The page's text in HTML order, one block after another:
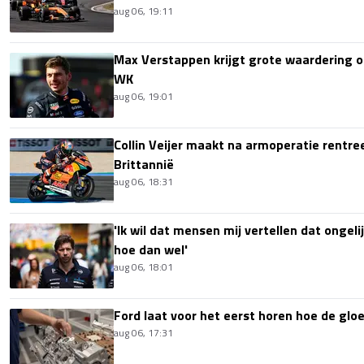
aug 06, 19:11
Max Verstappen krijgt grote waardering
WK
aug 06, 19:01
Collin Veijer maakt na armoperatie
Brittannië
aug 06, 18:31
'Ik wil dat mensen mij vertellen dat
hoe dan wel'
aug 06, 18:01
Ford laat voor het eerst horen hoe de
aug 06, 17:31